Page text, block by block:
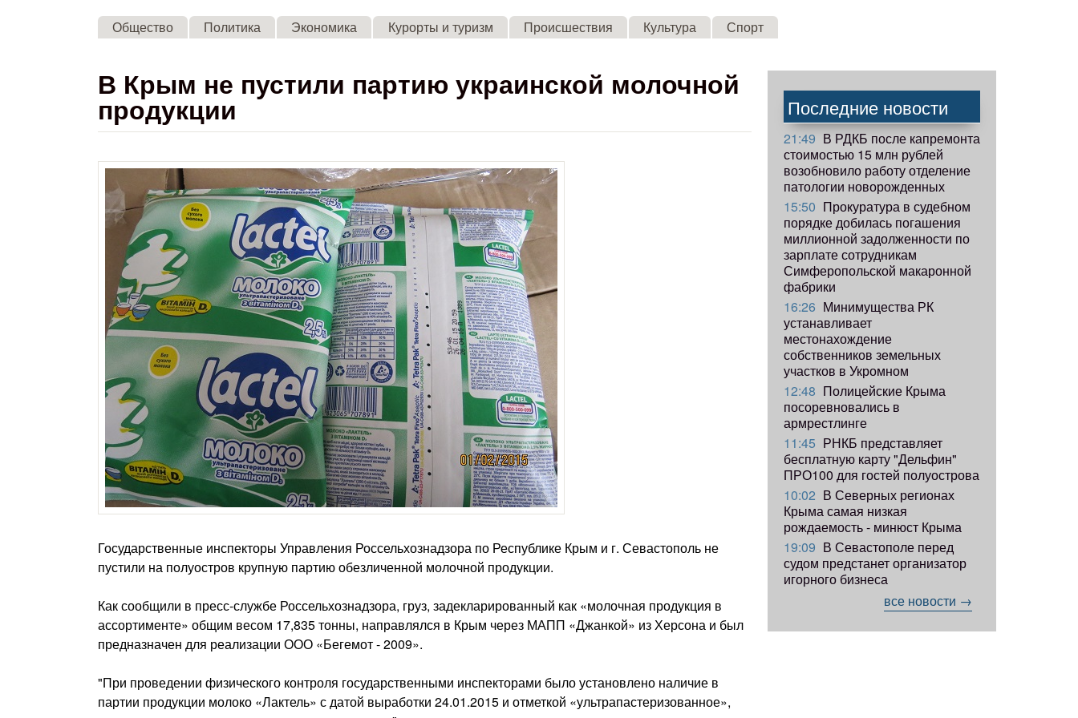
Skip to main content
Общество Политика Экономика Курорты и туризм Происшествия Культура Спорт
В Крым не пустили партию украинской молочной
продукции
Государственные инспекторы Управления Россельхознадзора по Республике Крым и г. Севастополь не
пустили на полуостров крупную партию обезличенной молочной продукции.
Как сообщили в пресс-службе Россельхознадзора, груз, задекларированный как «молочная продукция в
ассортименте» общим весом 17,835 тонны, направлялся в Крым через МАПП «Джанкой» из Херсона и был
предназначен для реализации ООО «Бегемот - 2009».
"При проведении физического контроля государственными инспекторами было установлено наличие в
партии продукции молоко «Лактель» с датой выработки 24.01.2015 и отметкой «ультрапастеризованное»,
Последние новости
21:49 В РДКБ после капремонта
стоимостью 15 млн рублей
возобновило работу отделение
патологии новорожденных
15:50 Прокуратура в судебном
порядке добилась погашения
миллионной задолженности по
зарплате сотрудникам
Симферопольской макаронной
фабрики
16:26 Минимущества РК
устанавливает
местонахождение
собственников земельных
участков в Укромном
12:48 Полицейские Крыма
посоревновались в
армрестлинге
11:45 РНКБ представляет
бесплатную карту "Дельфин"
ПРО100 для гостей полуострова
10:02 В Северных регионах
Крыма самая низкая
рождаемость - минюст Крыма
19:09 В Севастополе перед
судом предстанет организатор
игорного бизнеса
все новости →